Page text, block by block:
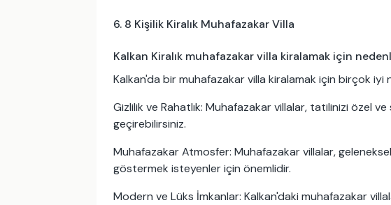
6. 8 Kişilik Kiralık Muhafazakar Villa
Kalkan Kiralık muhafazakar villa kiralamak için
Kalkan'da bir muhafazakar villa kiralamak için birçok iyi
Gizlilik ve Rahatlık: Muhafazakar villalar, tatilinizi özel
geçirebilirsiniz.
Muhafazakar Atmosfer: Muhafazakar villalar,
göstermek isteyenler için önemlidir.
Modern ve Lüks İmkanlar: Kalkan'daki muhafazakar